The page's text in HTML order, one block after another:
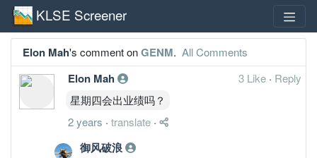
KLSE Screener
Elon Mah's comment onGENM. All Comments
Elon Mah 3 Like · Reply
星期四会出业绩吗？
2 years · translate ·
御风破浪